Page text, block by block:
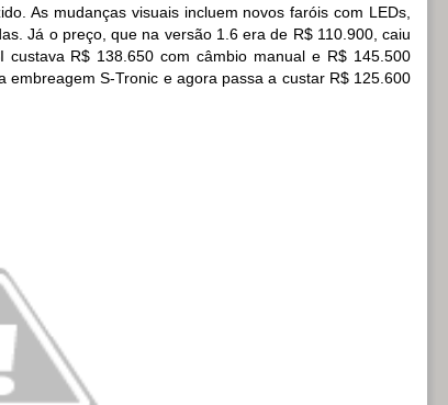
As mudanças visuais incluem novos faróis com LEDs,
Já o preço, que na versão 1.6 era de R$ 110.900, caiu
R$ 138.650 com câmbio manual e R$ 145.500
embreagem S-Tronic e agora passa a custar R$ 125.600